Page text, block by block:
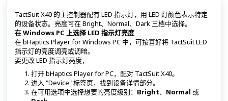
TactSuit X40 的主控制器配有 LED 指示灯，用 LED 灯颜色表示特定
的设备状态。亮度可在 Bright、Normal、Dark 三档中选择。
在 Windows PC 上选择 LED 指示灯亮度
在 bHaptics Player for Windows PC 中，可按喜好将 TactSuit LED
指示灯的亮度调亮或调暗。
要更改 LED 指示灯亮度，
打开 bHaptics Player for PC，配对 TactSuit X40。
进入 "Device" 标签页，找到设备详情部分。
在可用选项中选择想要的亮度级别： Bright、 Normal 或